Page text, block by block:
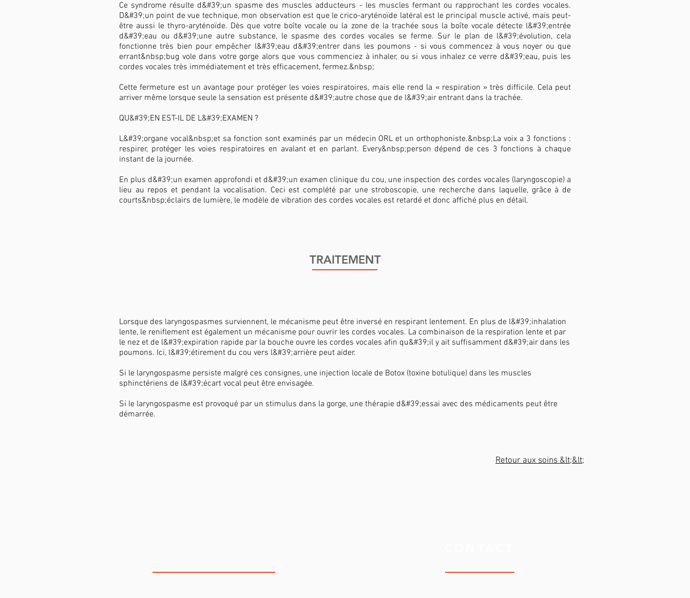
Ce syndrome résulte d&#39;un spasme des muscles adducteurs - les muscles fermant ou rapprochant les cordes vocales.
D&#39;un point de vue technique, mon observation est que le crico-aryténoïde latéral est le principal muscle activé, mais peut-
être aussi le thyro-aryténoïde. Dès que votre boîte vocale ou la zone de la trachée sous la boîte vocale détecte l&#39;entrée
d&#39;eau ou d&#39;une autre substance, le spasme des cordes vocales se ferme. Sur le plan de l&#39;évolution, cela
fonctionne très bien pour empêcher l&#39;eau d&#39;entrer dans les poumons - si vous commencez à vous noyer ou que
errant&nbsp;bug vole dans votre gorge alors que vous commenciez à inhaler, ou si vous inhalez ce verre d&#39;eau, puis les
cordes vocales très immédiatement et très efficacement, fermez.&nbsp;
Cette fermeture est un avantage pour protéger les voies respiratoires, mais elle rend la « respiration » très difficile. Cela peut
arriver même lorsque seule la sensation est présente d&#39;autre chose que de l&#39;air entrant dans la trachée.
QU&#39;EN EST-IL DE L&#39;EXAMEN ?
L&#39;organe vocal&nbsp;et sa fonction sont examinés par un médecin ORL et un orthophoniste.&nbsp;La voix a 3 fonctions :
respirer, protéger les voies respiratoires en avalant et en parlant. Every&nbsp;person dépend de ces 3 fonctions à chaque
instant de la journée.
En plus d&#39;un examen approfondi et d&#39;un examen clinique du cou, une inspection des cordes vocales (laryngoscopie) a
lieu au repos et pendant la vocalisation. Ceci est complété par une stroboscopie, une recherche dans laquelle, grâce à de
courts&nbsp;éclairs de lumière, le modèle de vibration des cordes vocales est retardé et donc affiché plus en détail.
TRAITEMENT
Lorsque des laryngospasmes surviennent, le mécanisme peut être inversé en respirant lentement. En plus de l&#39;inhalation
lente, le reniflement est également un mécanisme pour ouvrir les cordes vocales. La combinaison de la respiration lente et par
le nez et de l&#39;expiration rapide par la bouche ouvre les cordes vocales afin qu&#39;il y ait suffisamment d&#39;air dans les
poumons. Ici, l&#39;étirement du cou vers l&#39;arrière peut aider.
Si le laryngospasme persiste malgré ces consignes, une injection locale de Botox (toxine botulique) dans les muscles
sphinctériens de l&#39;écart vocal peut être envisagée.
Si le laryngospasme est provoqué par un stimulus dans la gorge, une thérapie d&#39;essai avec des médicaments peut être
démarrée.
Retour aux soins &lt;&lt;